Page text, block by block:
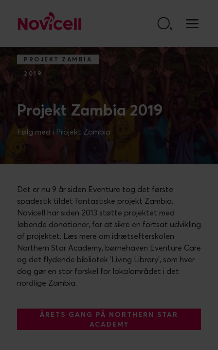
PROJEKT ZAMBIA
2019
Projekt Zambia 2019
Følg med i Projekt Zambia
Det er nu 9 år siden Eventure tog det første
spadestik tildet fantastiske projekt Zambia.
Novicell har siden 2013 støtte projektet med
løbende donationer, for at sikre en fortsat udvikling
af projektet. Læs mere om idrætsefterskolen
Northern Star Academy, børnehaven Eventure Care
og det flydende bibliotek ’Living Library’, som hver
dag gør en stor forskel for lokalområdet i det
nordlige Zambia.
ÅRETS GANG PÅ NORTHERN STAR
ACADEMY